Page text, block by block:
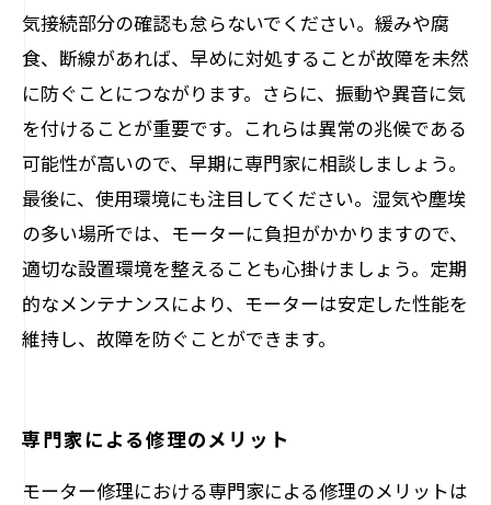
気接続部分の確認も怠らないでください。緩みや腐
食、断線があれば、早めに対処することが故障を未然
に防ぐことにつながります。さらに、振動や異音に気
を付けることが重要です。これらは異常の兆候である
可能性が高いので、早期に専門家に相談しましょう。
最後に、使用環境にも注目してください。湿気や塵埃
の多い場所では、モーターに負担がかかりますので、
適切な設置環境を整えることも心掛けましょう。定期
的なメンテナンスにより、モーターは安定した性能を
維持し、故障を防ぐことができます。
専門家による修理のメリット
モーター修理における専門家による修理のメリットは